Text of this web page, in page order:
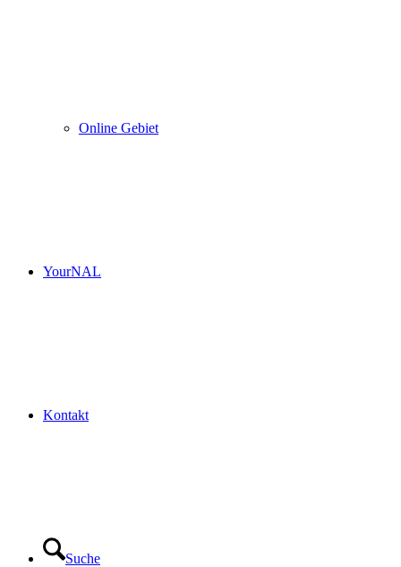
Online Gebiet
YourNAL
Kontakt
Suche